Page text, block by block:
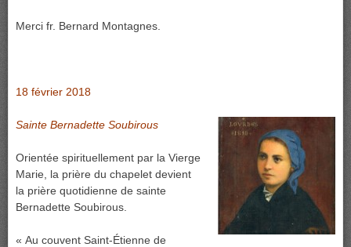
Merci fr. Bernard Montagnes.
18 février 2018
Sainte Bernadette Soubirous
Orientée spirituellement par la Vierge
Marie, la prière du chapelet devient
la prière quotidienne de sainte
Bernadette Soubirous.
« Au couvent Saint-Étienne de